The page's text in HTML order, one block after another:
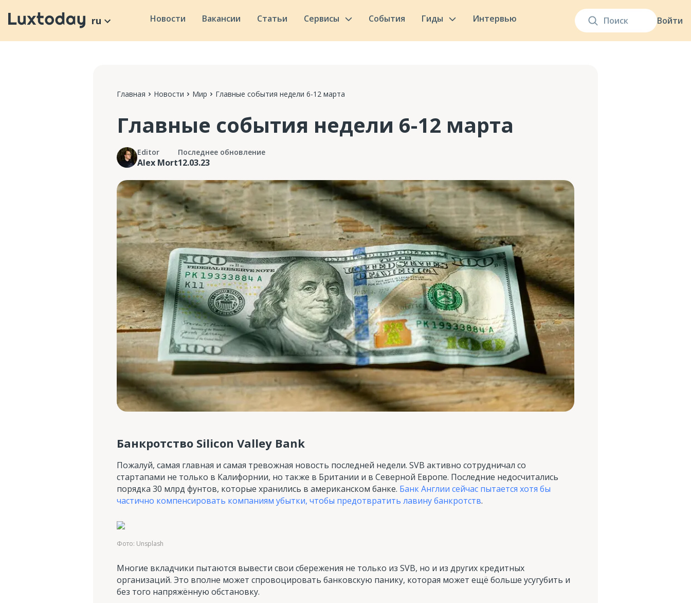
Войти
ru Новости Вакансии Статьи Сервисы События Гиды Интервью
Главная Новости Мир Главные события недели 6-12 марта
Главные события недели 6-12 марта
Editor
Alex Mort
Последнее обновление
12.03.23
Банкротство Silicon Valley Bank
Пожалуй, самая главная и самая тревожная новость последней недели. SVB активно сотрудничал со
стартапами не только в Калифорнии, но также в Британии и в Северной Европе. Последние недосчитались
порядка 30 млрд фунтов, которые хранились в американском банке. Банк Англии сейчас пытается хотя бы
частично компенсировать компаниям убытки, чтобы предотвратить лавину банкротств.
Фото: Unsplash
Многие вкладчики пытаются вывести свои сбережения не только из SVB, но и из других кредитных
организаций. Это вполне может спровоцировать банковскую панику, которая может ещё больше усугубить и
без того напряжённую обстановку.